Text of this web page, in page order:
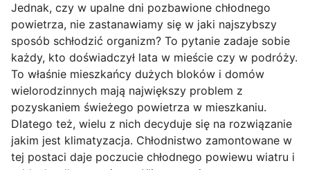
Jednak, czy w upalne dni pozbawione chłodnego
powietrza, nie zastanawiamy się w jaki najszybszy
sposób schłodzić organizm? To pytanie zadaje sobie
każdy, kto doświadczył lata w mieście czy w podróży.
To właśnie mieszkańcy dużych bloków i domów
wielorodzinnych mają największy problem z
pozyskaniem świeżego powietrza w mieszkaniu.
Dlatego też, wielu z nich decyduje się na rozwiązanie
jakim jest klimatyzacja. Chłodnistwo zamontowane w
tej postaci daje poczucie chłodnego powiewu wiatru i